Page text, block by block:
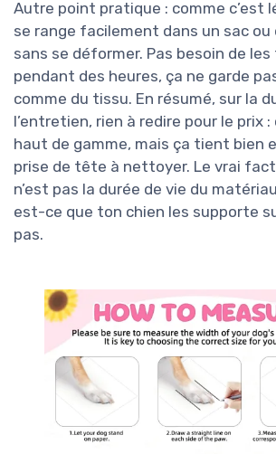
Autre point pratique : comme c’est
se range facilement dans un sac ou
sans se déformer. Pas besoin de
pendant des heures, ça ne garde
comme du tissu. En résumé, sur la
l’entretien, rien à redire pour le prix :
haut de gamme, mais ça tient bien
prise de tête à nettoyer. Le vrai
n’est pas la durée de vie du
est-ce que ton chien les supporte
pas.